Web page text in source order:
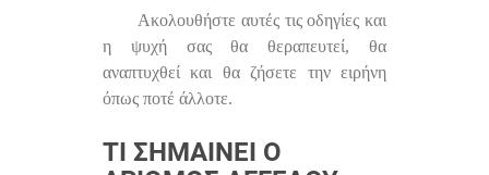
Ακολουθήστε αυτές τις οδηγίες και
η ψυχή σας θα θεραπευτεί, θα
αναπτυχθεί και θα ζήσετε την ειρήνη
όπως ποτέ άλλοτε.
ΤΙ ΣΗΜΑΊΝΕΙ Ο